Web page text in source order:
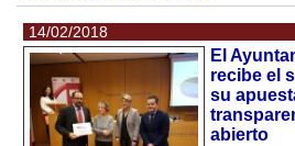
14/02/2018
El
recibe el
su
abierto